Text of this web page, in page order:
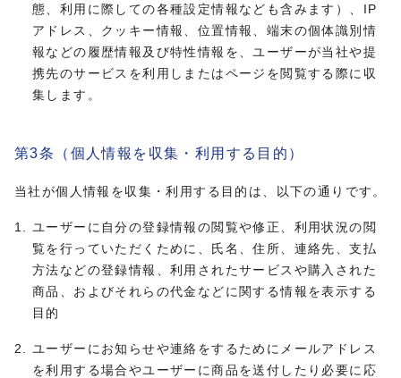
態、利用に際しての各種設定情報なども含みます）、IP
アドレス、クッキー情報、位置情報、端末の個体識別情
報などの履歴情報及び特性情報を、ユーザーが当社や提
携先のサービスを利用しまたはページを閲覧する際に収
集します。
第3条（個人情報を収集・利用する目的）
当社が個人情報を収集・利用する目的は、以下の通りです。
ユーザーに自分の登録情報の閲覧や修正、利用状況の閲
覧を行っていただくために、氏名、住所、連絡先、支払
方法などの登録情報、利用されたサービスや購入された
商品、およびそれらの代金などに関する情報を表示する
目的
ユーザーにお知らせや連絡をするためにメールアドレス
を利用する場合やユーザーに商品を送付したり必要に応